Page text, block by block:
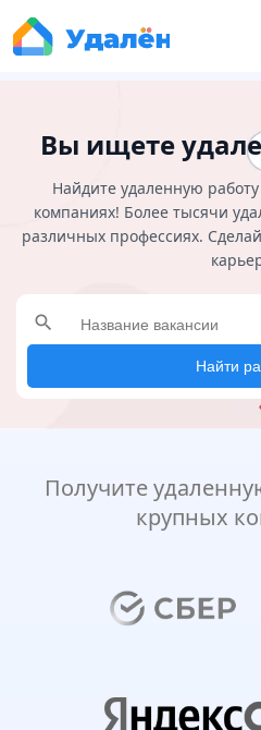
Вы ищете
Найдите удаленную
компаниях! Более тысячи
различных профессиях.
search
Найти
Получите
крупных